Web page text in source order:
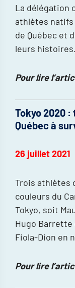
La délégation
athlètes natifs
de Québec et
leurs histoires.
Pour lire
Tokyo 2020
Québec à
26 juillet 2021
Trois athlètes
couleurs du
Tokyo, soit
Hugo Barrette
Fiola-Dion en
Pour lire